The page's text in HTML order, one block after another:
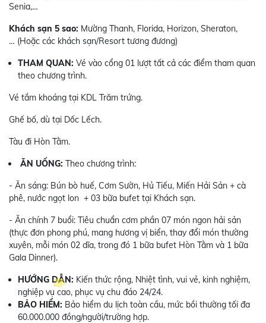
Senia,…
Khách sạn 5 sao: Mường Thanh, Florida, Horizon, Sheraton,
… (Hoặc các khách sạn/Resort tương đương)
THAM QUAN: Vé vào cổng 01 lượt tất cả các điểm tham quan
theo chương trình.
Vé tắm khoáng tại KDL Trăm trứng.
Ghế bố, dù tại Dốc Lếch.
Tàu đi Hòn Tằm.
ĂN UỐNG: Theo chương trình:
- Ăn sáng: Bún bò huế, Cơm Sườn, Hủ Tiếu, Miến Hải Sản + cà
phê, nước ngọt lon + 03 bữa bufet tại Khách sạn.
- Ăn chính 7 buổi: Tiêu chuẩn cơm phần 07 món ngon hải sản
(thực đơn phong phú, mang hương vị biển, thay đổi món thường
xuyên, mỗi món 02 dĩa, trong đó 1 bữa bufet Hòn Tằm và 1 bữa
Gala Dinner).
HƯỚNG DẪN: Kiến thức rộng, Nhiệt tình, vui vẻ, kinh nghiệm,
nghiệp vụ cao, phục vụ chu đáo 24/24.
BẢO HIỂM: Bảo hiểm du lịch toàn cầu, mức bồi thường tối đa
60.000.000 đồng/người/trường hợp.